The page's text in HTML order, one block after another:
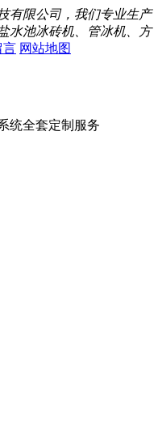
有限公司，我们专业生产
水池冰砖机、管冰机、方
言 网站地图
统全套定制服务